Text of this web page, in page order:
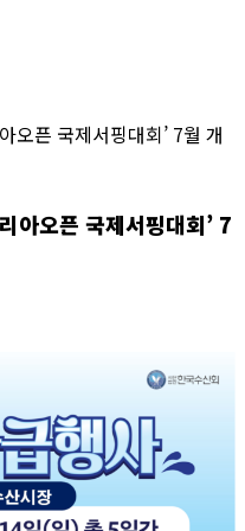
아오픈 국제서핑대회’ 7